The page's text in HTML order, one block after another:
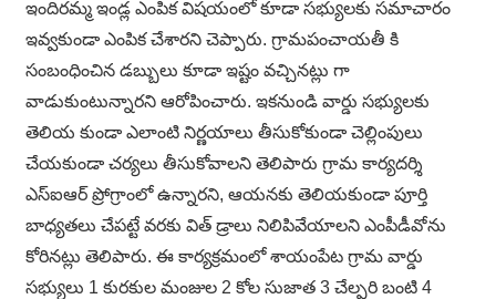
ఇందిరమ్మ ఇండ్ల ఎంపిక విషయంలో కూడా సభ్యులకు సమాచారం
ఇవ్వకుండా ఎంపిక చేశారని చెప్పారు. గ్రామపంచాయతీ కి
సంబంధించిన డబ్బులు కూడా ఇష్టం వచ్చినట్లు గా
వాడుకుంటున్నారని ఆరోపించారు. ఇకనుండి వార్డు సభ్యులకు
తెలియ కుండా ఎలాంటి నిర్ణయాలు తీసుకోకుండా చెల్లింపులు
చేయకుండా చర్యలు తీసుకోవాలని తెలిపారు గ్రామ కార్యదర్శి
ఎస్ఐఆర్ ప్రోగ్రాంలో ఉన్నారని, ఆయనకు తెలియకుండా పూర్తి
బాధ్యతలు చేపట్టే వరకు విత్ డ్రాలు నిలిపివేయాలని ఎంపీడీవోను
కోరినట్లు తెలిపారు. ఈ కార్యక్రమంలో శాయంపేట గ్రామ వార్డు
సభ్యులు 1 కురకుల మంజుల 2 కోల సుజాత 3 చేల్పరి బంటి 4